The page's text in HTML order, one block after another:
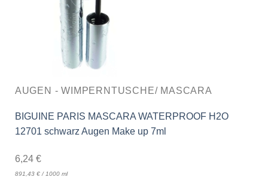
AUGEN - WIMPERNTUSCHE/ MASCARA
BIGUINE PARIS MASCARA WATERPROOF H2O
12701 schwarz Augen Make up 7ml
6,24 €
891,43 €/ 1000 ml